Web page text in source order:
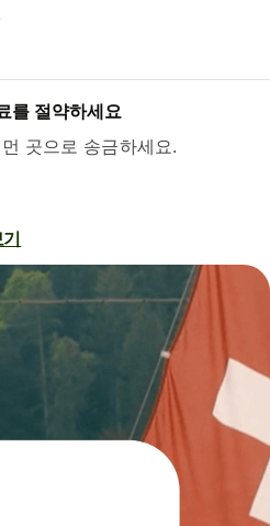
를 절약하세요
곳으로 송금하세요.